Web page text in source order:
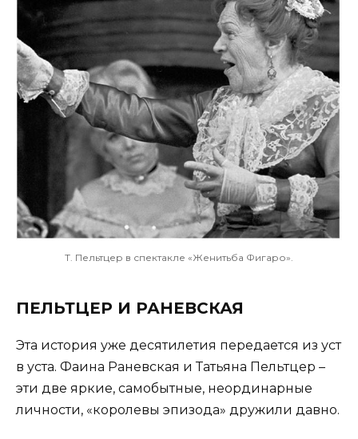
Т. Пельтцер в спектакле «Женитьба Фигаро».
ПЕЛЬТЦЕР И РАНЕВСКАЯ
Эта история уже десятилетия передается из уст
в уста. Фаина Раневская и Татьяна Пельтцер –
эти две яркие, самобытные, неординарные
личности, «королевы эпизода» дружили давно.